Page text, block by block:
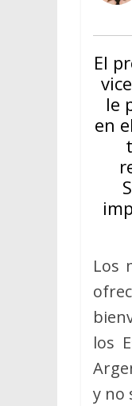
El
le
en
Los
los
y no